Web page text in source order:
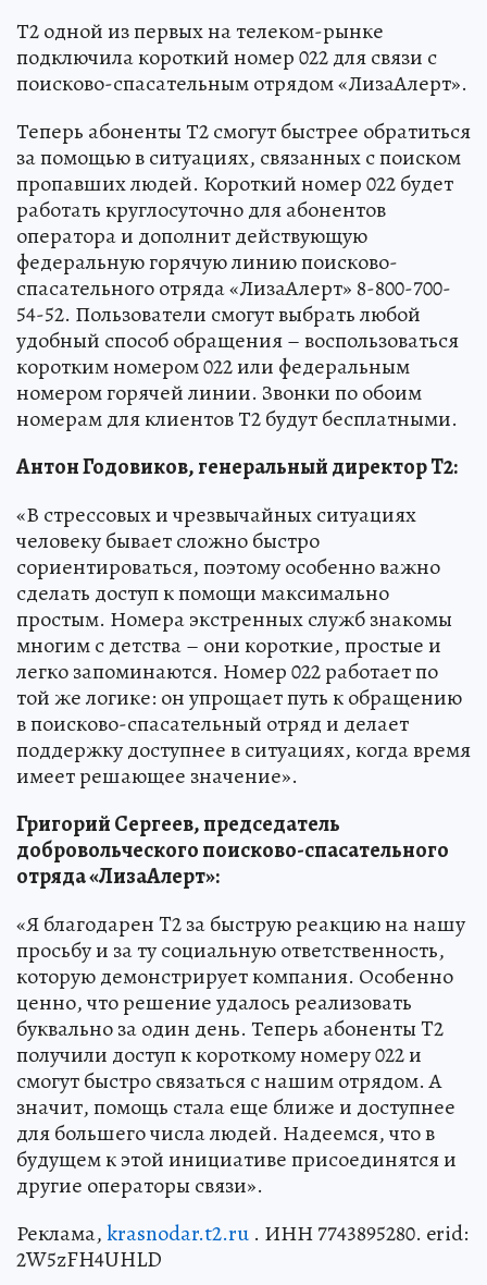
Т2 одной из первых на телеком-рынке
подключила короткий номер 022 для связи с
поисково-спасательным отрядом «ЛизаАлерт».
Теперь абоненты Т2 смогут быстрее обратиться
за помощью в ситуациях, связанных с поиском
пропавших людей. Короткий номер 022 будет
работать круглосуточно для абонентов
оператора и дополнит действующую
федеральную горячую линию поисково-
спасательного отряда «ЛизаАлерт» 8-800-700-
54-52. Пользователи смогут выбрать любой
удобный способ обращения – воспользоваться
коротким номером 022 или федеральным
номером горячей линии. Звонки по обоим
номерам для клиентов Т2 будут бесплатными.
Антон Годовиков, генеральный директор Т2:
«В стрессовых и чрезвычайных ситуациях
человеку бывает сложно быстро
сориентироваться, поэтому особенно важно
сделать доступ к помощи максимально
простым. Номера экстренных служб знакомы
многим с детства – они короткие, простые и
легко запоминаются. Номер 022 работает по
той же логике: он упрощает путь к обращению
в поисково-спасательный отряд и делает
поддержку доступнее в ситуациях, когда время
имеет решающее значение».
Григорий Сергеев, председатель
добровольческого поисково-спасательного
отряда «ЛизаАлерт»:
«Я благодарен T2 за быструю реакцию на нашу
просьбу и за ту социальную ответственность,
которую демонстрирует компания. Особенно
ценно, что решение удалось реализовать
буквально за один день. Теперь абоненты T2
получили доступ к короткому номеру 022 и
смогут быстро связаться с нашим отрядом. А
значит, помощь стала еще ближе и доступнее
для большего числа людей. Надеемся, что в
будущем к этой инициативе присоединятся и
другие операторы связи».
Реклама,krasnodar.t2.ru . ИНН 7743895280. erid:
2W5zFH4UHLD